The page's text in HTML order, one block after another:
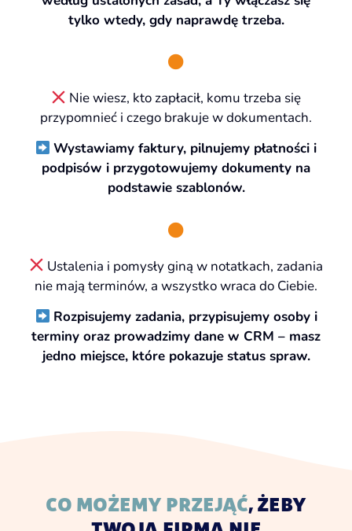
tylko wtedy, gdy naprawdę trzeba.
Nie wiesz, kto zapłacił, komu trzeba się
przypomnieć i czego brakuje w dokumentach.
Wystawiamy faktury, pilnujemy płatności i
podpisów i przygotowujemy dokumenty na
podstawie szablonów.
Ustalenia i pomysły giną w notatkach, zadania
nie mają terminów, a wszystko wraca do Ciebie.
Rozpisujemy zadania, przypisujemy osoby i
terminy oraz prowadzimy dane w CRM – masz
jedno miejsce, które pokazuje status spraw.
CO MOŻEMY PRZEJĄĆ, ŻEBY